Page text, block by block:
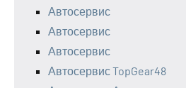
Автосервис
Автосервис
Автосервис
Автосервис TopGear48